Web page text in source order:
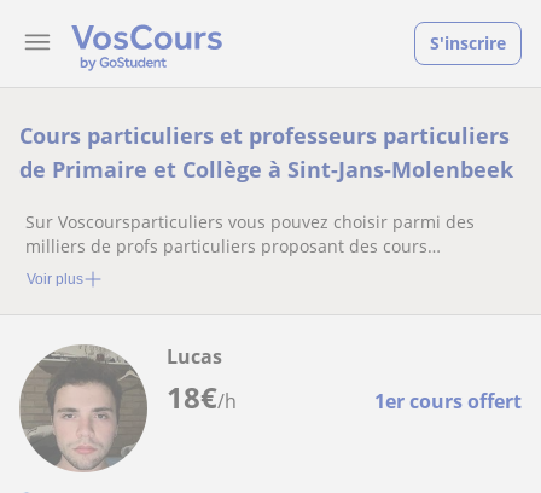
S'inscrire
Cours particuliers et professeurs particuliers
de Primaire et Collège à Sint-Jans-Molenbeek
Sur Voscoursparticuliers vous pouvez choisir parmi des
milliers de profs particuliers proposant des cours
particuliers
Voir plus
18€/h 1er cours offert
Lucas